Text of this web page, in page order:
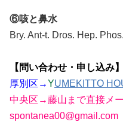
⑥咳と鼻水
Bry. Ant-t. Dros. Hep.
【問い合わせ・申し込み】
厚別区→YUMEKITTO
中央区→藤山まで直接メ
spontanea00@gmail.com